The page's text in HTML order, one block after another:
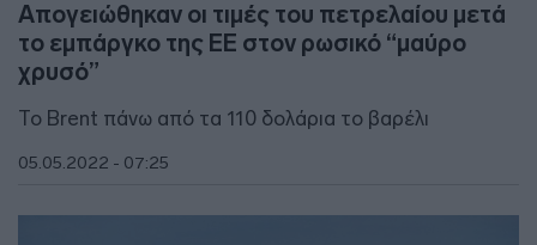
Απογειώθηκαν οι τιμές του πετρελαίου μετά
το εμπάργκο της ΕΕ στον ρωσικό “μαύρο
χρυσό”
Το Brent πάνω από τα 110 δολάρια το βαρέλι
05.05.2022 - 07:25